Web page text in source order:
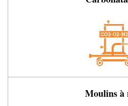
Moulins à